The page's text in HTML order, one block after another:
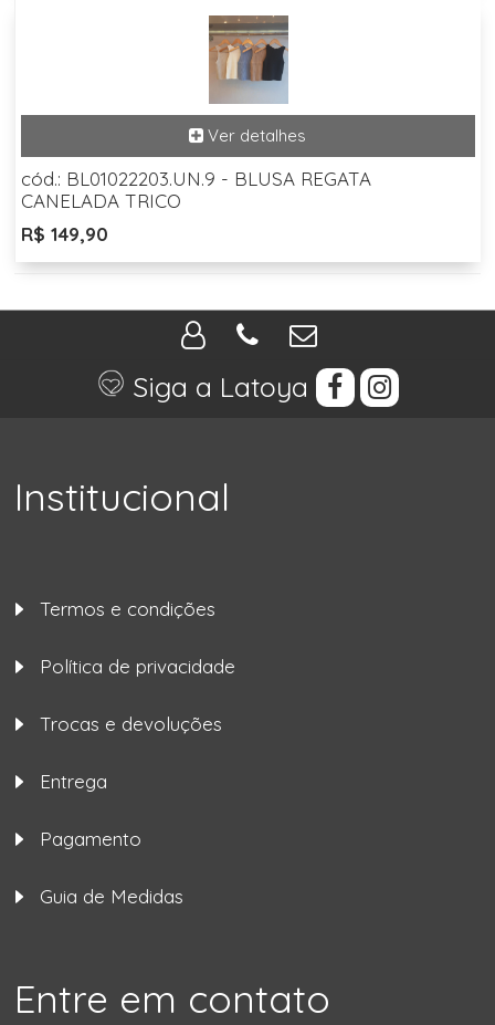
cód.: BL01022203.UN.9 - BLUSA REGATA
CANELADA TRICO
R$ 149,90
Siga a Latoya
Institucional
Termos e condições
Política de privacidade
Trocas e devoluções
Entrega
Pagamento
Guia de Medidas
Entre em contato